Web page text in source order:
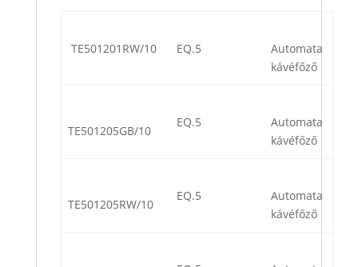
TE501201RW/10 EQ.5
Automata
kávéfőző
TE501205GB/10
EQ.5
Automata
kávéfőző
TE501205RW/10
EQ.5
Automata
kávéfőző